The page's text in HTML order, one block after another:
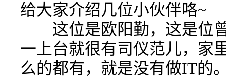
给大家介绍几位小伙伴咯~
这位是欧阳勤，这是位
一上台就很有司仪范儿，家
么的都有，就是没有做IT的